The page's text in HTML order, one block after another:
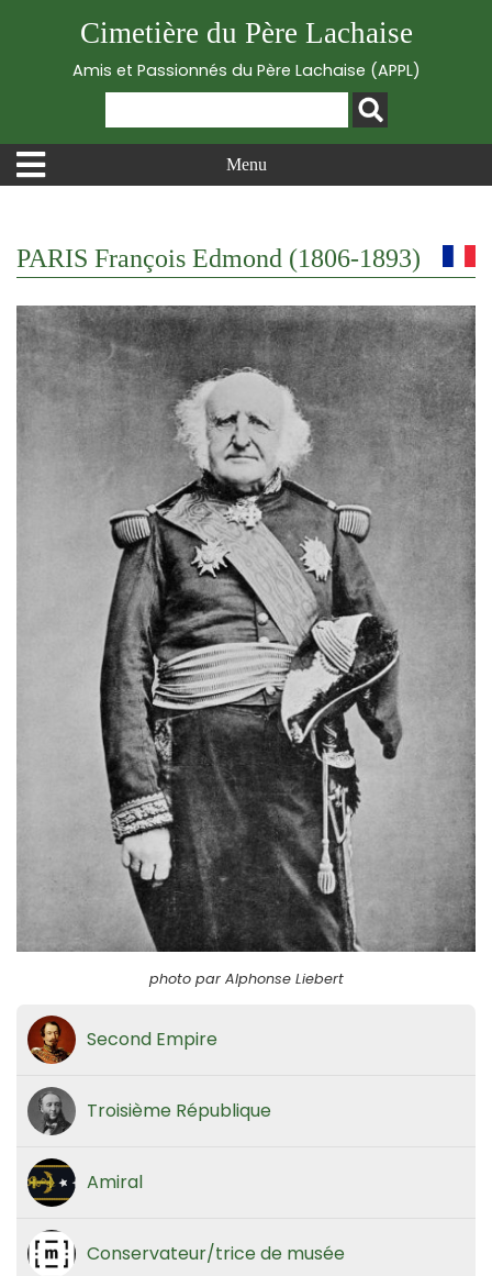
Cimetière du Père Lachaise
Amis et Passionnés du Père Lachaise (APPL)
Menu
PARIS François Edmond (1806-1893)
photo par Alphonse Liebert
Second Empire
Troisième République
Amiral
Conservateur/trice de musée